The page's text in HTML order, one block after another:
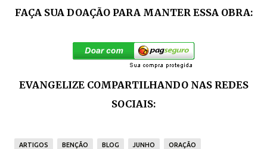
FAÇA SUA DOAÇÃO PARA MANTER ESSA OBRA:
EVANGELIZE COMPARTILHANDO NAS REDES
SOCIAIS:
ARTIGOS BENÇÃO BLOG JUNHO ORAÇÃO